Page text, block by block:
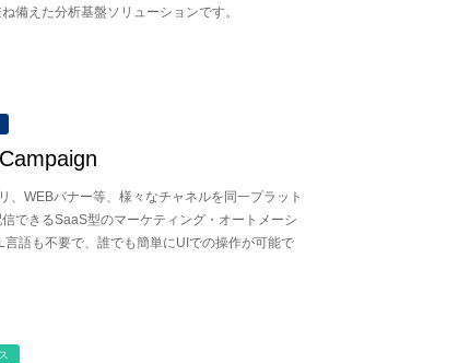
備えた分析基盤ソリューションです。
、WEBバナー等、様々なチャネルを同一プラット
できるSaaS型のマーケティング・オートメーシ
言語も不要で、誰でも簡単にUIでの操作が可能で